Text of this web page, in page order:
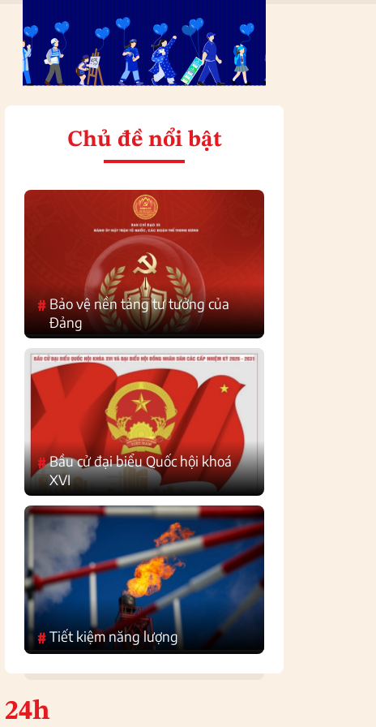
Chủ đề nổi bật
#Bảo vệ nền tảng tư tưởng của
Đảng
#Bầu cử đại biểu Quốc hội khoá
XVI
#Tiết kiệm năng lượng
24h